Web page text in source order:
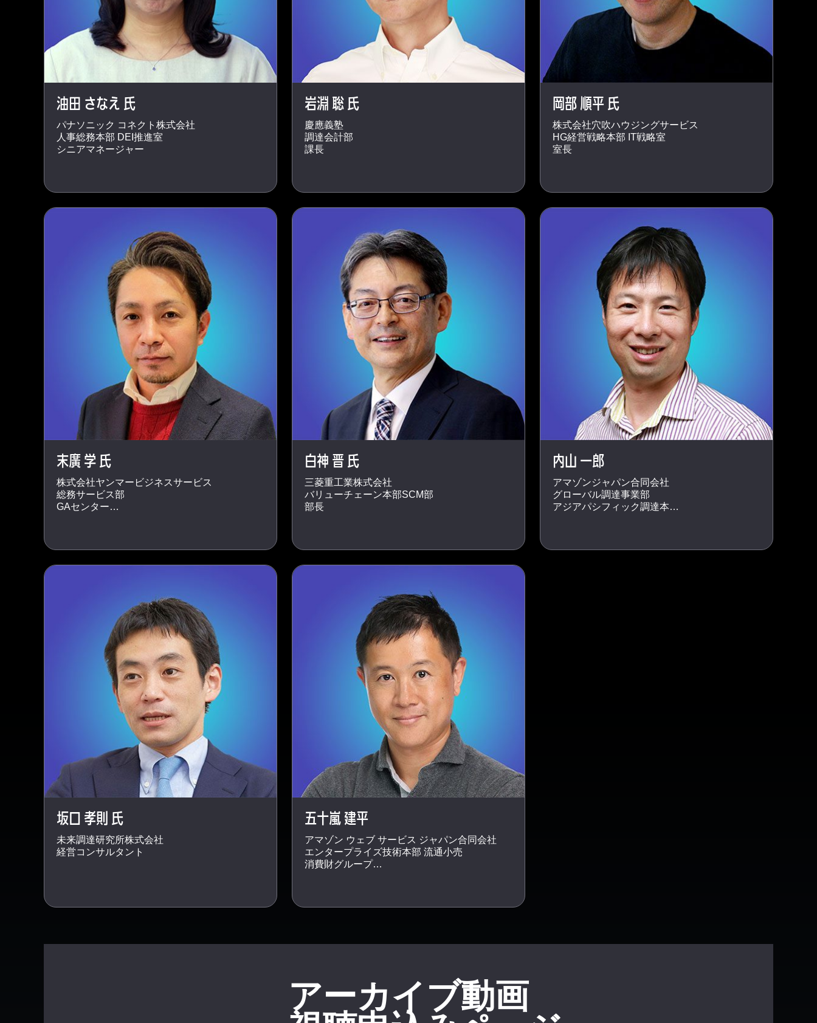
油田 さなえ 氏
パナソニック コネクト株式会社
人事総務本部 DEI推進室
シニアマネージャー
岩淵 聡 氏
慶應義塾
調達会計部
課長
岡部 順平 氏
株式会社穴吹ハウジングサービス
HG経営戦略本部 IT戦略室
室長
末廣 学 氏
株式会社ヤンマービジネスサービス
総務サービス部
GAセンター
白神 晋 氏
三菱重工業株式会社
バリューチェーン本部SCM部
部長
内山 一郎
アマゾンジャパン合同会社
グローバル調達事業部
アジアパシフィック調達本部
坂口 孝則 氏
未来調達研究所株式会社
経営コンサルタント
五十嵐 建平
アマゾン ウェブ サービス ジャパン合同会社
エンタープライズ技術本部 流通小売
消費財グループ
アーカイブ動画